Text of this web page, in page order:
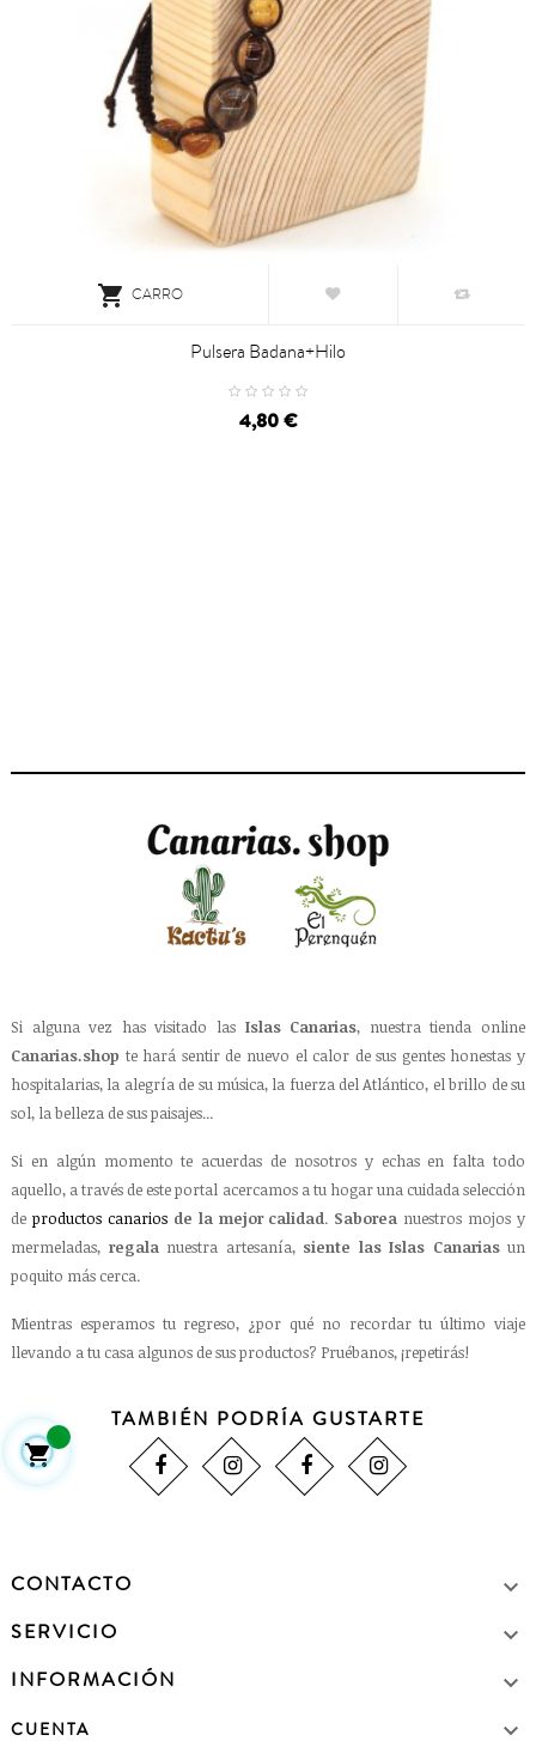
 CARRO
Pulsera Badana+hilo
4,80 €
Si alguna vez has visitado las Islas Canarias, nuestra tienda online
Canarias.shop te hará sentir de nuevo el calor de sus gentes honestas y
hospitalarias, la alegría de su música, la fuerza del Atlántico, el brillo de su
sol, la belleza de sus paisajes...
Si en algún momento te acuerdas de nosotros y echas en falta todo
aquello, a través de este portal acercamos a tu hogar una cuidada selección
de productos canariosde la mejor calidad. Saborea nuestros mojos y
mermeladas, regalanuestra artesanía, siente las Islas Canariasun
poquito más cerca.
Mientras esperamos tu regreso, ¿por qué no recordar tu último viaje
llevando a tu casa algunos de sus productos? Pruébanos, ¡repetirás!
TAMBIÉN PODRÍA GUSTARTE
CONTACTO 
SERVICIO 
INFORMACIÓN 
CUENTA 
